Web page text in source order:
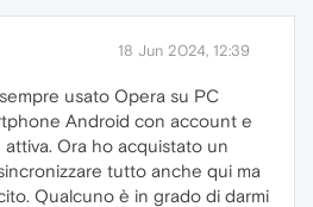
18 Jun 2024, 12:39
usato Opera su PC
Android con account e
attiva. Ora ho acquistato un
tutto anche qui ma
Qualcuno è in grado di darmi